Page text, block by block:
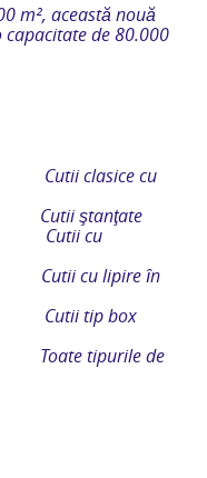
m², această nouă
de 80.000
Cutii clasice cu
Cutii ştanţate
Cutii cu
Cutii cu lipire ȋn
Cutii tip box
Toate tipurile de